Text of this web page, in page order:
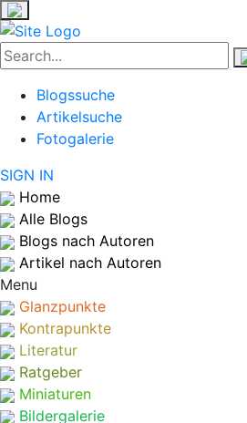
Blogssuche
Artikelsuche
Fotogalerie
SIGN IN
Home
Alle Blogs
Blogs nach Autoren
Artikel nach Autoren
Menu
Glanzpunkte
Kontrapunkte
Literatur
Ratgeber
Miniaturen
Bildergalerie